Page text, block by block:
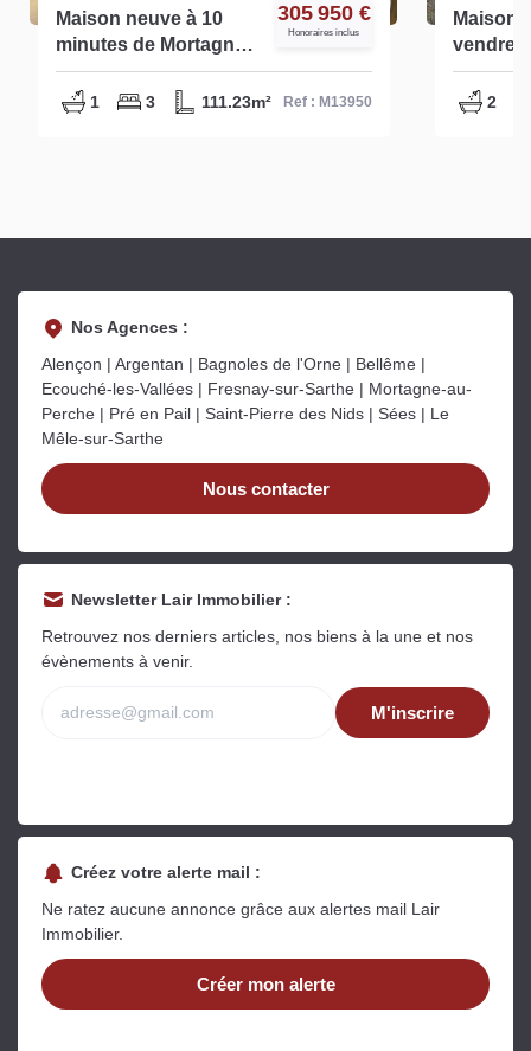
Maison neuve à 10
minutes de Mortagne
au Perche - réf :
M13950
305 950 €
Honoraires inclus
1 3 111.23m² Ref : M13950
Maison
vendre
Trappe -
2
Nos Agences :
Alençon | Argentan | Bagnoles de l'Orne | Bellême |
Ecouché-les-Vallées | Fresnay-sur-Sarthe | Mortagne-au-
Perche | Pré en Pail | Saint-Pierre des Nids | Sées | Le
Mêle-sur-Sarthe
Nous contacter
Newsletter Lair Immobilier :
Retrouvez nos derniers articles, nos biens à la une et nos
évènements à venir.
M'inscrire
Créez votre alerte mail :
Ne ratez aucune annonce grâce aux alertes mail Lair
Immobilier.
Créer mon alerte